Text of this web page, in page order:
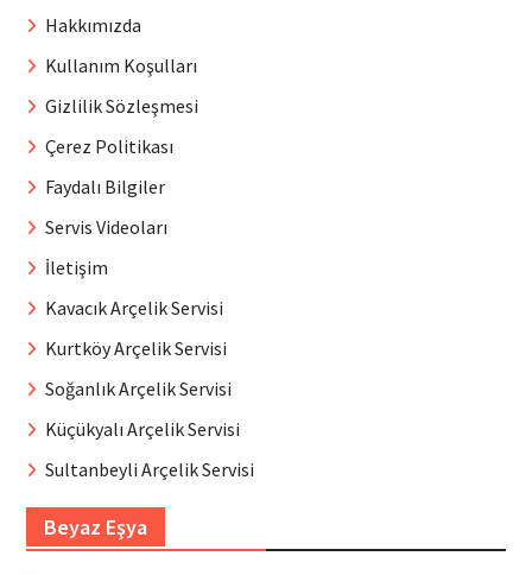
Hakkımızda
Kullanım Koşulları
Gizlilik Sözleşmesi
Çerez Politikası
Faydalı Bilgiler
Servis Videoları
İletişim
Kavacık Arçelik Servisi
Kurtköy Arçelik Servisi
Soğanlık Arçelik Servisi
Küçükyalı Arçelik Servisi
Sultanbeyli Arçelik Servisi
Beyaz Eşya